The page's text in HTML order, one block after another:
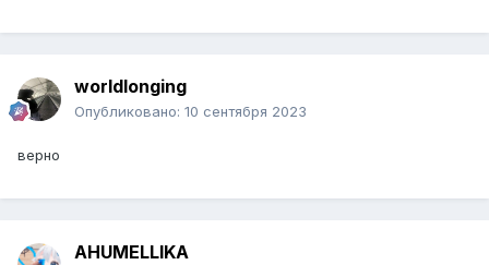
worldlonging
Опубликовано: 10 сентября 2023
верно
AHUMELLIKA